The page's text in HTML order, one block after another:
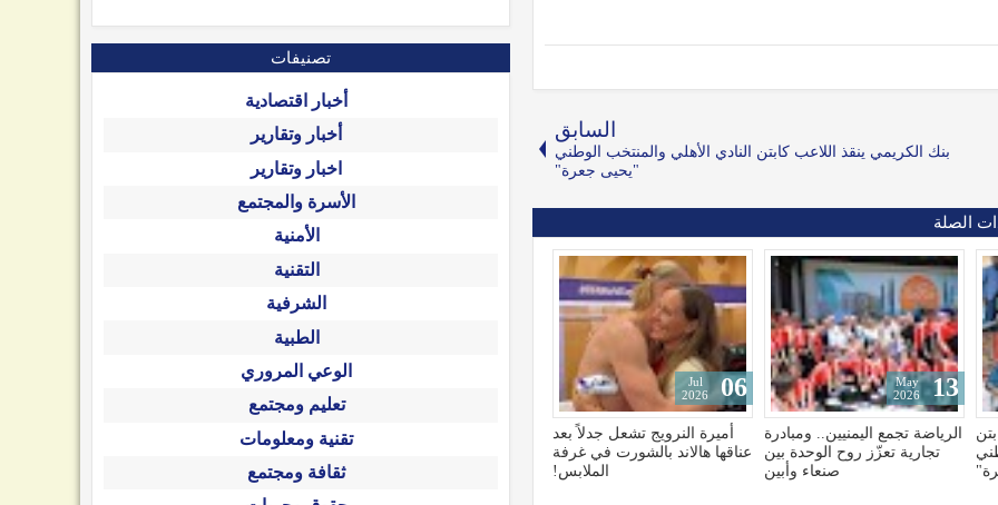
السابق
بنك الكريمي ينقذ اللاعب كابتن النادي الأهلي والمنتخب الوطني
"يحيى جعرة"
الصلة
أميرة النرويج تشعل جدلاً بعد
عناقها هالاند بالشورت في غرفة
الملابس!
06
Jul
2026
الرياضة تجمع اليمنيين.. ومبادرة
تجارية تعزّز روح الوحدة بين
صنعاء وأبين
13
May
2026
تصنيفات
أخبار اقتصادية
أخبار وتقارير
اخبار وتقارير
الأسرة والمجتمع
الأمنية
التقنية
الشرفية
الطبية
الوعي المروري
تعليم ومجتمع
تقنية ومعلومات
ثقافة ومجتمع